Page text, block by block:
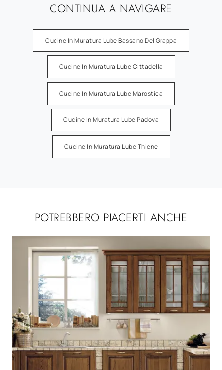
CONTINUA A NAVIGARE
Cucine In Muratura Lube Bassano Del Grappa
Cucine In Muratura Lube Cittadella
Cucine In Muratura Lube Marostica
Cucine In Muratura Lube Padova
Cucine In Muratura Lube Thiene
POTREBBERO PIACERTI ANCHE